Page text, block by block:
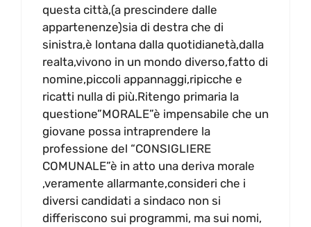
questa città,(a prescindere dalle
appartenenze)sia di destra che di
sinistra,è lontana dalla quotidianetà,dalla
realta,vivono in un mondo diverso,fatto di
nomine,piccoli appannaggi,ripicche e
ricatti nulla di più.Ritengo primaria la
questione”MORALE”è impensabile che un
giovane possa intraprendere la
professione del “CONSIGLIERE
COMUNALE”è in atto una deriva morale
,veramente allarmante,consideri che i
diversi candidati a sindaco non si
differiscono sui programmi, ma sui nomi,